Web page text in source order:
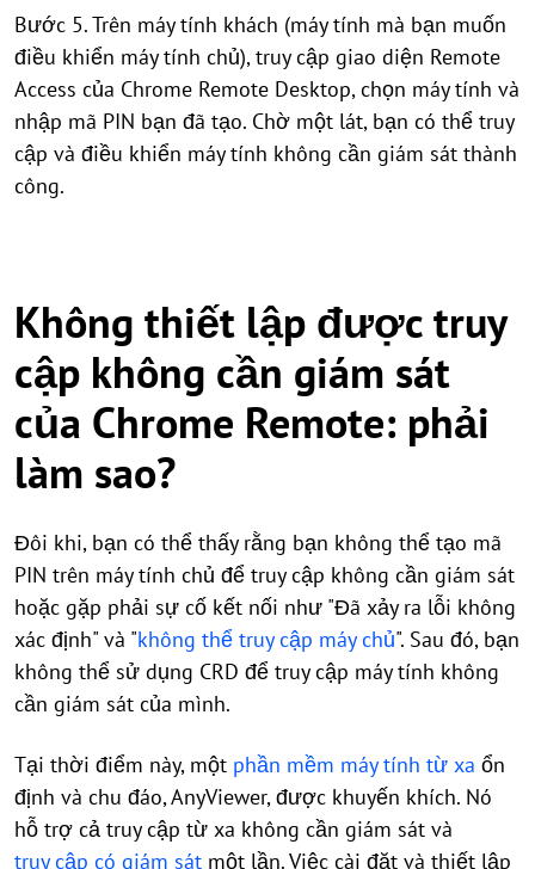
Bước 5. Trên máy tính khách (máy tính mà bạn muốn
điều khiển máy tính chủ), truy cập giao diện Remote
Access của Chrome Remote Desktop, chọn máy tính và
nhập mã PIN bạn đã tạo. Chờ một lát, bạn có thể truy
cập và điều khiển máy tính không cần giám sát thành
công.
Không thiết lập được truy
cập không cần giám sát
của Chrome Remote: phải
làm sao?
Đôi khi, bạn có thể thấy rằng bạn không thể tạo mã
PIN trên máy tính chủ để truy cập không cần giám sát
hoặc gặp phải sự cố kết nối như "Đã xảy ra lỗi không
xác định" và "không thể truy cập máy chủ". Sau đó, bạn
không thể sử dụng CRD để truy cập máy tính không
cần giám sát của mình.
Tại thời điểm này, một phần mềm máy tính từ xa ổn
định và chu đáo, AnyViewer, được khuyến khích. Nó
hỗ trợ cả truy cập từ xa không cần giám sát và
truy cập có giám sát một lần. Việc cài đặt và thiết lập